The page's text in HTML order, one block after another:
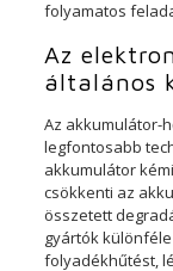
folyamatos
Az
általános
Az akkumulátor-
legfontosabb
akkumulátor
csökkenti az
összetett
gyártók
folyadékhűtést,